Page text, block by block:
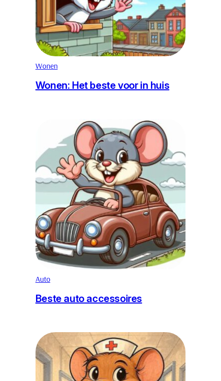
Wonen
Wonen: Het beste voor in huis
Auto
Beste auto accessoires